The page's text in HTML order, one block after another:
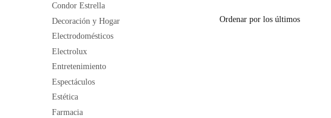
Condor Estrella
Decoración y Hogar
Electrodomésticos
Electrolux
Entretenimiento
Espectáculos
Estética
Farmacia